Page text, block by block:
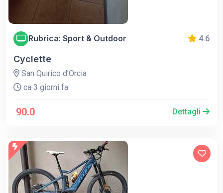
Rubrica: Sport & Outdoor 4.6
Cyclette
San Quirico d'Orcia
ca 3 giorni fa
90.0 Dettagli